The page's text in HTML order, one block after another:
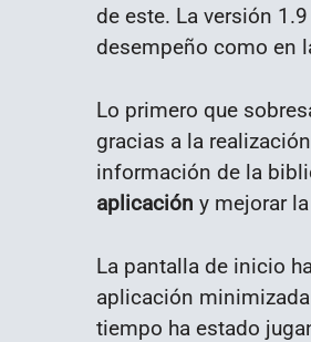
de este. La versión
desempeño como en
Lo primero que
gracias a la
información de la
aplicación y mejorar
La pantalla de inicio
aplicación
tiempo ha estado